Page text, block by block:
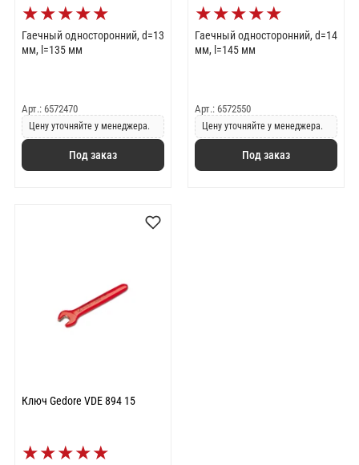
★★★★★
Гаечный односторонний, d=13
мм, l=135 мм
Арт.: 6572470
Цену уточняйте у менеджера.
Под заказ
★★★★★
Гаечный односторонний, d=14
мм, l=145 мм
Арт.: 6572550
Цену уточняйте у менеджера.
Под заказ
Ключ Gedore VDE 894 15
★★★★★